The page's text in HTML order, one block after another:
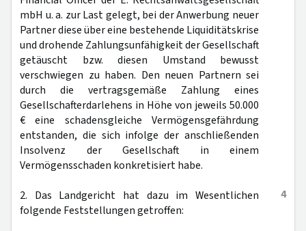
mbH u. a. zur Last gelegt, bei der Anwerbung neuer
Partner diese über eine bestehende Liquiditätskrise
und drohende Zahlungsunfähigkeit der Gesellschaft
getäuscht bzw. diesen Umstand bewusst
verschwiegen zu haben. Den neuen Partnern sei
durch die vertragsgemäße Zahlung eines
Gesellschafterdarlehens in Höhe von jeweils 50.000
€ eine schadensgleiche Vermögensgefährdung
entstanden, die sich infolge der anschließenden
Insolvenz der Gesellschaft in einem
Vermögensschaden konkretisiert habe.
4
2. Das Landgericht hat dazu im Wesentlichen
folgende Feststellungen getroffen: